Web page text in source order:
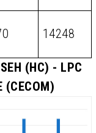
14248
(HC) - LPC
(CECOM)